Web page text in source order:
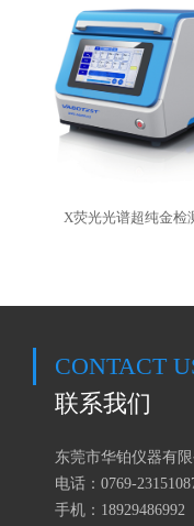
X荧光光谱超纯金检
CONTACT
联系我们
东莞市华铂仪器有限
电话：0769-
手机：18929486992